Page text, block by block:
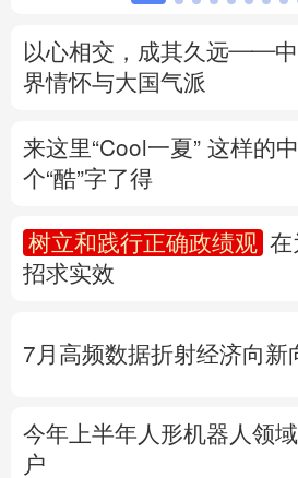
四川 贵州
陕西 甘肃
新疆
多语种频道
English Español
Português
以心相交，成其久远——
界情怀与大国气派
来这里“Cool一夏” 这样的
个“酷”字了得
树立和践行正确政绩观
在
招求实效
7月高频数据折射经济向新
今年上半年人形机器人领
户